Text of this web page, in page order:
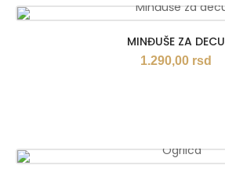
MINĐUŠE ZA DECU
1.290,00 rsd